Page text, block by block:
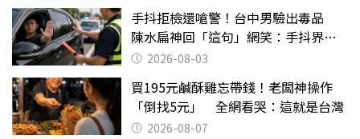
手抖拒檢還嗆警！台中男驗出毒品
陳水扁神回「這句」網笑：手抖界權
威 2026-08-03
買195元鹹酥雞忘帶錢！老闆神操作
「倒找5元」 全網看哭：這就是台灣
2026-08-07